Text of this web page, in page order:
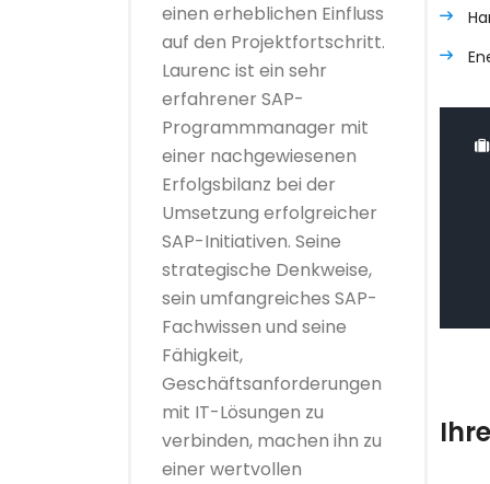
einen erheblichen Einfluss
auf den Projektfortschritt.
Laurenc ist ein sehr
erfahrener SAP-
Programmmanager mit
einer nachgewiesenen
Erfolgsbilanz bei der
Umsetzung erfolgreicher
SAP-Initiativen. Seine
strategische Denkweise,
sein umfangreiches SAP-
Fachwissen und seine
Fähigkeit,
Geschäftsanforderungen
mit IT-Lösungen zu
verbinden, machen ihn zu
einer wertvollen